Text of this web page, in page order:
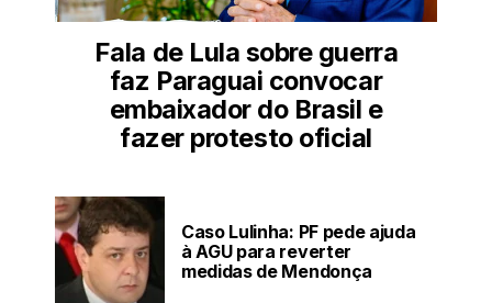
Fala de Lula sobre guerra
faz Paraguai convocar
embaixador do Brasil e
fazer protesto oficial
Caso Lulinha: PF pede ajuda
à AGU para reverter
medidas de Mendonça